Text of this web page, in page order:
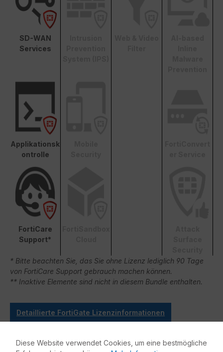
SD-WAN
Services
Applikationsk
ontrolle
FortiCare
Support*
* Bitte beachten Sie, das Sie ohne Lizenz lediglich 90 Tage
von FortiCare Support gebrauch machen können.
** Inaktive Elemente sind nicht in diesem Bundle enthalten.
Detaillierte FortiGate Lizenzinformationen
Diese Website verwendet Cookies, um eine bestmögliche